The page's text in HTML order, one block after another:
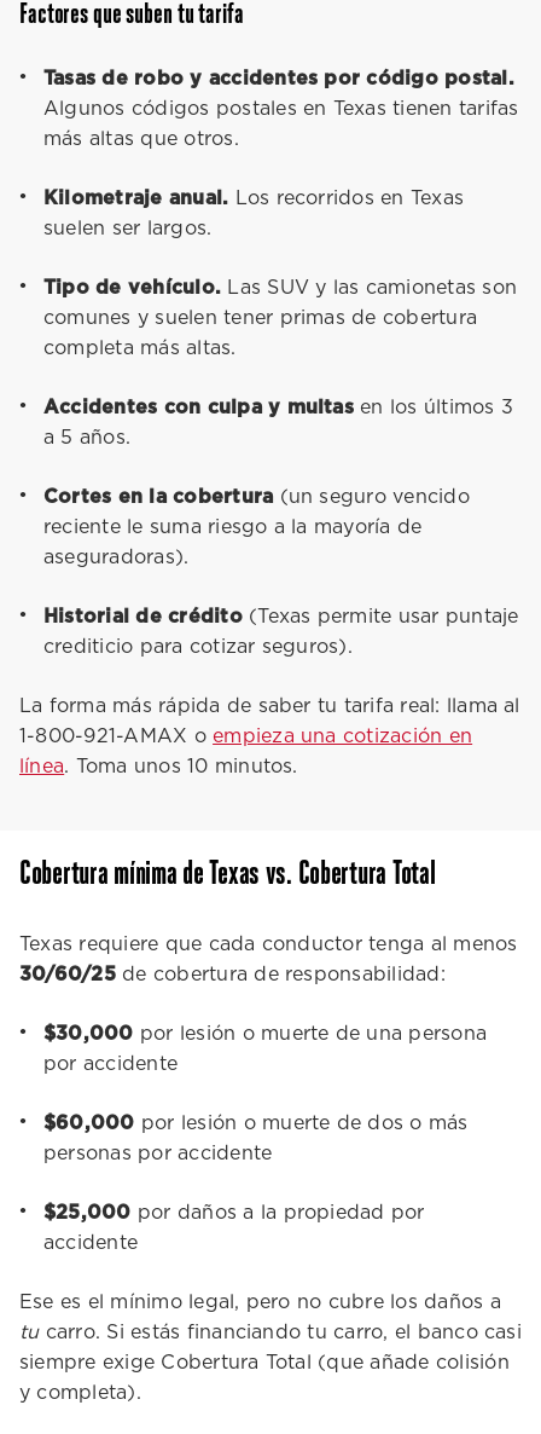
Factores que suben tu tarifa
Tasas de robo y accidentes por código postal.
Algunos códigos postales en Texas tienen tarifas
más altas que otros.
Kilometraje anual. Los recorridos en Texas
suelen ser largos.
Tipo de vehículo. Las SUV y las camionetas son
comunes y suelen tener primas de cobertura
completa más altas.
Accidentes con culpa y multasen los últimos 3
a 5 años.
Cortes en la cobertura (un seguro vencido
reciente le suma riesgo a la mayoría de
aseguradoras).
Historial de crédito(Texas permite usar puntaje
crediticio para cotizar seguros).
La forma más rápida de saber tu tarifa real: llama al
1-800-921-AMAX oempieza una cotización en
línea. Toma unos 10 minutos.
Cobertura mínima de Texas vs. Cobertura Total
Texas requiere que cada conductor tenga al menos
30/60/25de cobertura de responsabilidad:
$30,000 por lesión o muerte de una persona
por accidente
$60,000 por lesión o muerte de dos o más
personas por accidente
$25,000 por daños a la propiedad por
accidente
Ese es el mínimo legal, pero no cubre los daños a
tucarro. Si estás financiando tu carro, el banco casi
siempre exige Cobertura Total (que añade colisión
y completa).